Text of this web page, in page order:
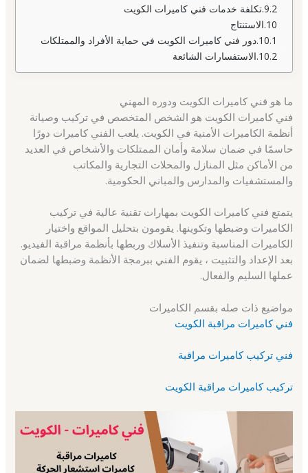
تكلفة خدمات فني كاميرات الكويت
الاستنتاج
دور فني كاميرات الكويت في حماية الأفراد والممتلكات
الاستفسارات الشائعة
ما هو فني كاميرات الكويت ودوره المهني
فني كاميرات الكويت هو الشخص المتخصص في تركيب وصيانة
أنظمة الكاميرات الأمنية في الكويت. يلعب الفني كاميرات دورًا
حاسمًا في ضمان سلامة وأمان الممتلكات والأشخاص في العديد
من الأماكن مثل المنازل والمحلات التجارية والمكاتب
والمستشفيات والمدارس والمباني الحكومية.
يتمتع فني كاميرات الكويت بمهارات تقنية عالية في تركيب
الكاميرات وضبطها وتكوينها. يقومون بتحليل المواقع واختيار
الكاميرات المناسبة وتنفيذ الأسلاك وربطها بأنظمة مراقبة الفيديو.
بعد الإعداد والتثبيت ، يقوم الفني ببرمجة الأنظمة وضبطها لضمان
عملها السليم والفعال.
مواضيع ذات صله بقسم الكاميرات
فني كاميرات مراقبة الكويت
فني تركيب كاميرات مراقبة
تركيب كاميرات مراقبة الكويت